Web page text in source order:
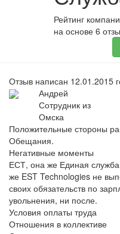
Рейтинг
на основе 6
Отзыв написан 12.01.2015
Андрей
Сотрудник из
Омска
Положительные стороны
Обещания.
Негативные моменты
ЕСТ, она же Единая служба
же EST Technologies не
своих обязательств по
увольнения, ни после.
Условия оплаты труда
Отношения в коллективе